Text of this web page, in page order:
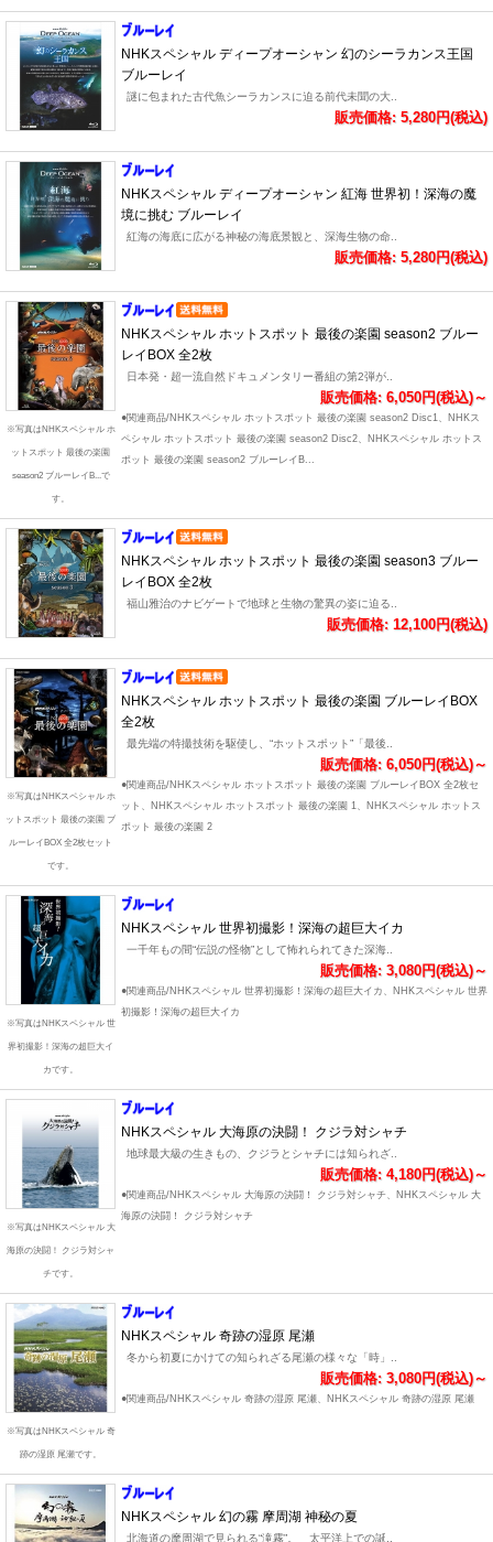
NHKスペシャル ディープオーシャン 幻のシーラカンス王国
ブルーレイ
謎に包まれた古代魚シーラカンスに迫る前代未聞の大..
販売価格: 5,280円(税込)
NHKスペシャル ディープオーシャン 紅海 世界初！深海の魔
境に挑む ブルーレイ
紅海の海底に広がる神秘の海底景観と、深海生物の命..
販売価格: 5,280円(税込)
※写真はNHKスペシャル ホ
ットスポット 最後の楽園
season2 ブルーレイB...で
す。
NHKスペシャル ホットスポット 最後の楽園 season2 ブルー
レイBOX 全2枚
日本発・超一流自然ドキュメンタリー番組の第2弾が..
販売価格: 6,050円(税込)～
●関連商品/NHKスペシャル ホットスポット 最後の楽園 season2 Disc1、NHKス
ペシャル ホットスポット 最後の楽園 season2 Disc2、NHKスペシャル ホットス
ポット 最後の楽園 season2 ブルーレイB...
NHKスペシャル ホットスポット 最後の楽園 season3 ブルー
レイBOX 全2枚
福山雅治のナビゲートで地球と生物の驚異の姿に迫る..
販売価格: 12,100円(税込)
※写真はNHKスペシャル ホ
ットスポット 最後の楽園 ブ
ルーレイBOX 全2枚セット
です。
NHKスペシャル ホットスポット 最後の楽園 ブルーレイBOX
全2枚
最先端の特撮技術を駆使し、“ホットスポット”「最後..
販売価格: 6,050円(税込)～
●関連商品/NHKスペシャル ホットスポット 最後の楽園 ブルーレイBOX 全2枚セ
ット、NHKスペシャル ホットスポット 最後の楽園 1、NHKスペシャル ホットス
ポット 最後の楽園 2
※写真はNHKスペシャル 世
界初撮影！深海の超巨大イ
カです。
NHKスペシャル 世界初撮影！深海の超巨大イカ
一千年もの間“伝説の怪物”として怖れられてきた深海..
販売価格: 3,080円(税込)～
●関連商品/NHKスペシャル 世界初撮影！深海の超巨大イカ、NHKスペシャル 世界
初撮影！深海の超巨大イカ
※写真はNHKスペシャル 大
海原の決闘！ クジラ対シャ
チです。
NHKスペシャル 大海原の決闘！ クジラ対シャチ
地球最大級の生きもの、クジラとシャチには知られざ..
販売価格: 4,180円(税込)～
●関連商品/NHKスペシャル 大海原の決闘！ クジラ対シャチ、NHKスペシャル 大
海原の決闘！ クジラ対シャチ
※写真はNHKスペシャル 奇
跡の湿原 尾瀬です。
NHKスペシャル 奇跡の湿原 尾瀬
冬から初夏にかけての知られざる尾瀬の様々な「時」..
販売価格: 3,080円(税込)～
●関連商品/NHKスペシャル 奇跡の湿原 尾瀬、NHKスペシャル 奇跡の湿原 尾瀬
NHKスペシャル 幻の霧 摩周湖 神秘の夏
北海道の摩周湖で見られる“滝霧”。 太平洋上での誕..